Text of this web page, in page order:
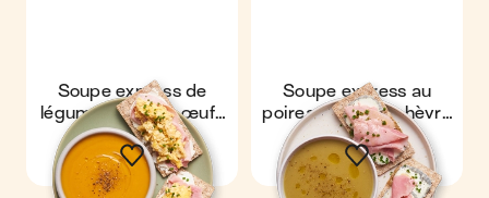
Soupe express de
légumes & toast œufs
brouillés jambon
Soupe express au
poireau & toast chèvre
jambon